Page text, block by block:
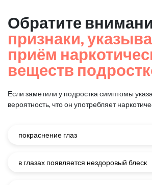
Обратите
признаки,
приём
веществ
Если заметили у подростка симптомы
вероятность, что он употребляет
покраснение глаз
в глазах появляется нездоровый блеск